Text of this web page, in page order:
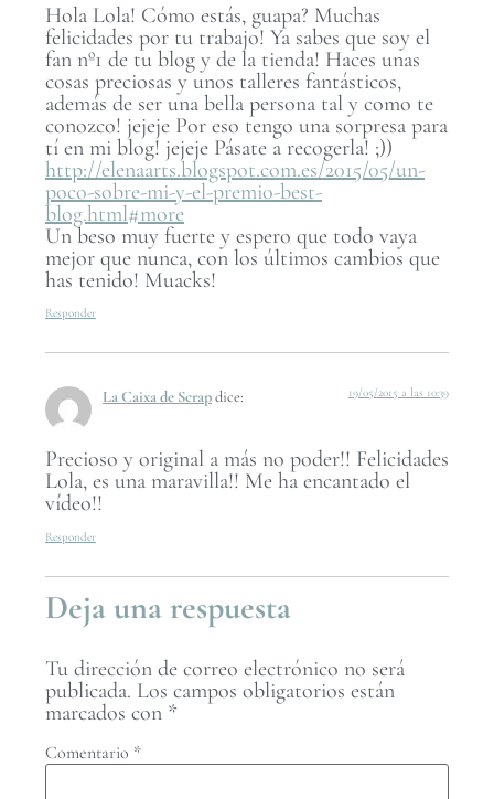
Hola Lola! Cómo estás, guapa? Muchas
felicidades por tu trabajo! Ya sabes que soy el
fan nº1 de tu blog y de la tienda! Haces unas
cosas preciosas y unos talleres fantásticos,
además de ser una bella persona tal y como te
conozco! jejeje Por eso tengo una sorpresa para
tí en mi blog! jejeje Pásate a recogerla! ;))
http://elenaarts.blogspot.com.es/2015/05/un-
poco-sobre-mi-y-el-premio-best-
blog.html#more
Un beso muy fuerte y espero que todo vaya
mejor que nunca, con los últimos cambios que
has tenido! Muacks!
Responder
La Caixa de Scrapdice: 19/05/2015 a las 10:39
Precioso y original a más no poder!! Felicidades
Lola, es una maravilla!! Me ha encantado el
vídeo!!
Responder
Deja una respuesta
Tu dirección de correo electrónico no será
publicada. Los campos obligatorios están
marcados con *
Comentario *